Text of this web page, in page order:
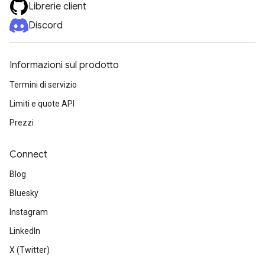
Librerie client
Discord
Informazioni sul prodotto
Termini di servizio
Limiti e quote API
Prezzi
Connect
Blog
Bluesky
Instagram
LinkedIn
X (Twitter)